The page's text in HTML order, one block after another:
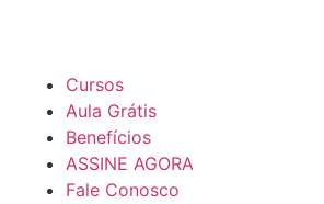
Cursos
Aula Grátis
Benefícios
ASSINE AGORA
Fale Conosco